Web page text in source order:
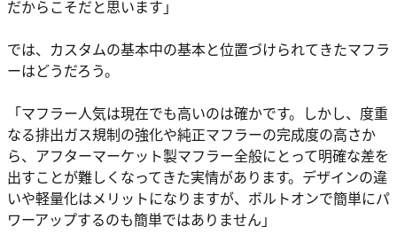
だからこそだと思います」
では、カスタムの基本中の基本と位置づけられてきたマフラ
ーはどうだろう。
「マフラー人気は現在でも高いのは確かです。しかし、度重
なる排出ガス規制の強化や純正マフラーの完成度の高さか
ら、アフターマーケット製マフラー全般にとって明確な差を
出すことが難しくなってきた実情があります。デザインの違
いや軽量化はメリットになりますが、ボルトオンで簡単にパ
ワーアップするのも簡単ではありません」